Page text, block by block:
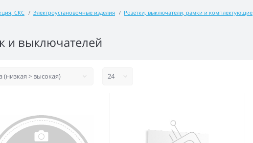
СКС Электроустановочные изделия Розетки, выключатели, рамки и комплектующие
и выключателей